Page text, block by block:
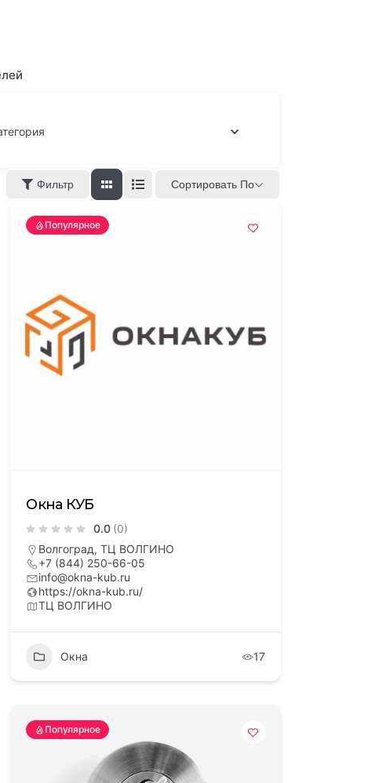
Фильтр Сортировать По
Популярное
Окна КУБ
0.0 (0)
Волгоград, ТЦ ВОЛГИНО
+7 (844) 250-66-05
info@okna-kub.ru
https://okna-kub.ru/
ТЦ ВОЛГИНО
Окна 17
Популярное